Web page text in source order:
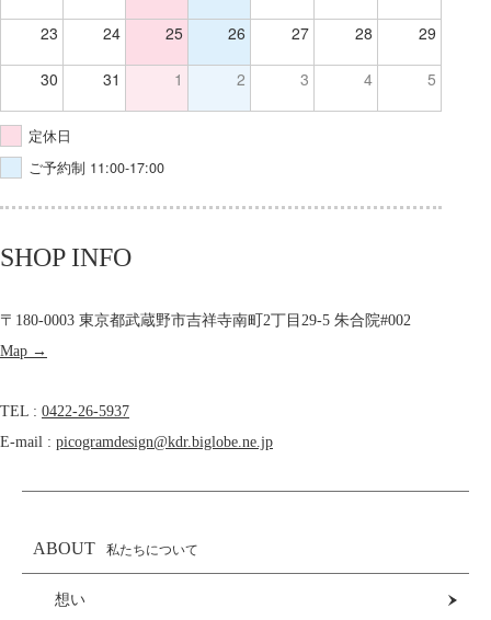
23 24 25 26 27 28 29
30 31 1 2 3 4 5
定休日
ご予約制 11:00-17:00
SHOP INFO
〒180-0003 東京都武蔵野市吉祥寺南町2丁目29-5 朱合院#002
Map →
TEL : 0422-26-5937
E-mail : picogramdesign@kdr.biglobe.ne.jp
ABOUT 私たちについて
想い